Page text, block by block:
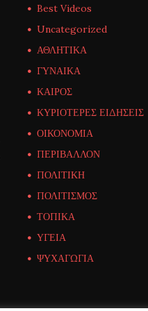
Best Videos
Uncategorized
ΑΘΛΗΤΙΚΑ
ΓΥΝΑΙΚΑ
ΚΑΙΡΟΣ
ΚΥΡΙΟΤΕΡΕΣ ΕΙΔΗΣΕΙΣ
ΟΙΚΟΝΟΜΙΑ
ΠΕΡΙΒΑΛΛΟΝ
ΠΟΛΙΤΙΚΗ
ΠΟΛΙΤΙΣΜΟΣ
ΤΟΠΙΚΑ
ΥΓΕΙΑ
ΨΥΧΑΓΩΓΙΑ